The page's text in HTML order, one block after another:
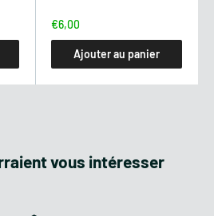
: 130 cm
144 kg
€6,00
Ajouter au panier
vous intéresser